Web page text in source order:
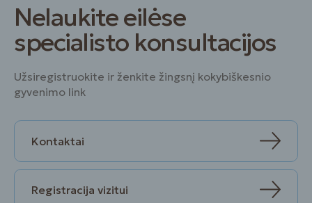
Nelaukite eilėse
specialisto konsultacijos
Užsiregistruokite ir ženkite žingsnį kokybiškesnio
gyvenimo link
Kontaktai
Registracija vizitui